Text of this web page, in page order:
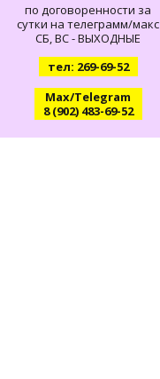
по договоренности за
сутки на телеграмм/макс
СБ, ВС - ВЫХОДНЫЕ
тел: 269-69-52
Max/Telegram
8 (902) 483-69-52